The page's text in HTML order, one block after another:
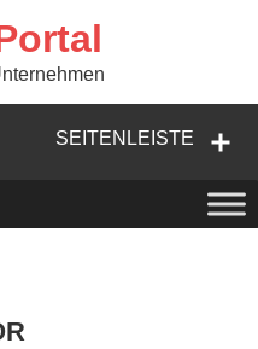
SEITENLEISTE
B